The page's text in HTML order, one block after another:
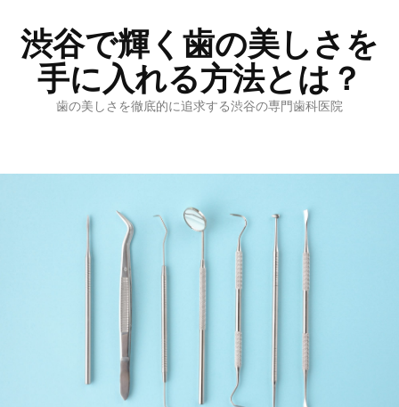
渋谷で輝く歯の美しさを
手に入れる方法とは？
歯の美しさを徹底的に追求する渋谷の専門歯科医院